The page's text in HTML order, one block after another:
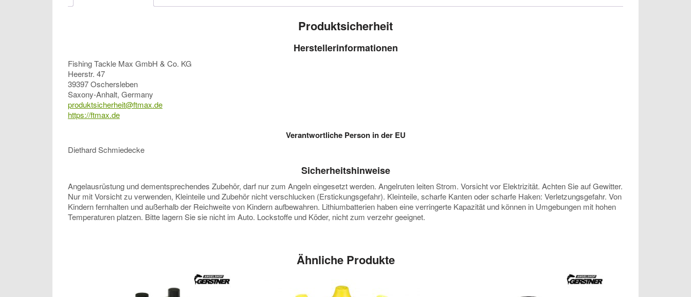
Produktsicherheit
Herstellerinformationen
Fishing Tackle Max GmbH & Co. KG
Heerstr. 47
39397 Oschersleben
Saxony-Anhalt, Germany
produktsicherheit@ftmax.de
https://ftmax.de
Verantwortliche Person in der EU
Diethard Schmiedecke
Sicherheitshinweise
Angelausrüstung und dementsprechendes Zubehör, darf nur zum Angeln eingesetzt werden. Angelruten leiten Strom. Vorsicht vor Elektrizität. Achten Sie auf Gewitter.
Nur mit Vorsicht zu verwenden, Kleinteile und Zubehör nicht verschlucken (Erstickungsgefahr). Kleinteile, scharfe Kanten oder scharfe Haken: Verletzungsgefahr. Von
Kindern fernhalten und außerhalb der Reichweite von Kindern aufbewahren. Lithiumbatterien haben eine verringerte Kapazität und können in Umgebungen mit hohen
Temperaturen platzen. Bitte lagern Sie sie nicht im Auto. Lockstoffe und Köder, nicht zum verzehr geeignet.
Ähnliche Produkte